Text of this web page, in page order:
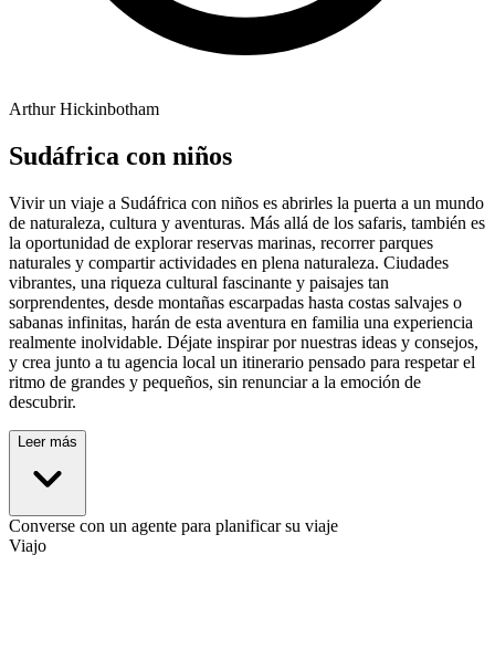
Arthur Hickinbotham
Sudáfrica con niños
Vivir un viaje a Sudáfrica con niños es abrirles la puerta a un mundo
de naturaleza, cultura y aventuras. Más allá de los safaris, también es
la oportunidad de explorar reservas marinas, recorrer parques
naturales y compartir actividades en plena naturaleza. Ciudades
vibrantes, una riqueza cultural fascinante y paisajes tan
sorprendentes, desde montañas escarpadas hasta costas salvajes o
sabanas infinitas, harán de esta aventura en familia una experiencia
realmente inolvidable. Déjate inspirar por nuestras ideas y consejos,
y crea junto a tu agencia local un itinerario pensado para respetar el
ritmo de grandes y pequeños, sin renunciar a la emoción de
descubrir.
Leer más
Converse con un agente para planificar su viaje
Viajo